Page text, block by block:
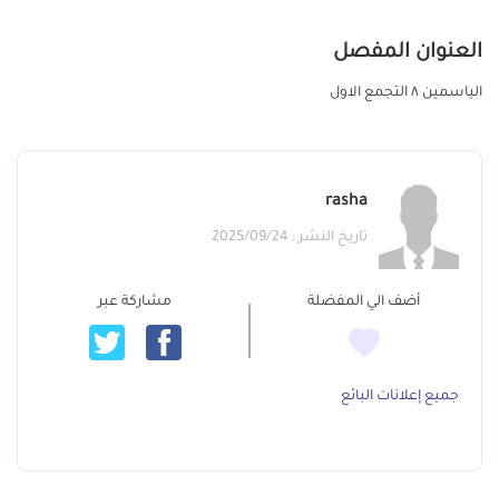
العنوان المفصل
الياسمين ٨ التجمع الاول
rasha
تاريخ النشر : 2025/09/24
أضف الي المفضلة مشاركة عبر
جميع إعلانات البائع